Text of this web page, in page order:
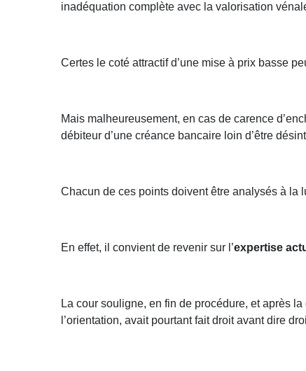
inadéquation complète avec la valorisation
Certes le coté attractif d’une mise à prix basse
Mais malheureusement, en cas de carence
débiteur d’une créance bancaire loin d’être
Chacun de ces points doivent être analysés à la
En effet, il convient de revenir sur l’expertise
La cour souligne, en fin de procédure, et après
l’orientation, avait pourtant fait droit avant dire